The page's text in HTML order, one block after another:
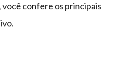
você confere os principais